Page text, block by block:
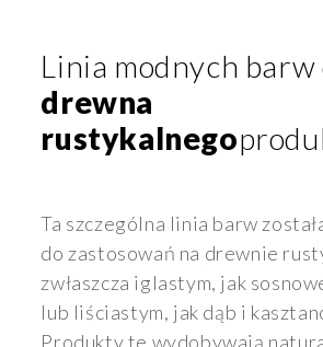
Linia modnych barw
drewna
rustykalnego
Ta szczególna linia barw
do zastosowań na drewnie
zwłaszcza iglastym, jak
lub liściastym, jak dąb i
Produkty te wydobywają